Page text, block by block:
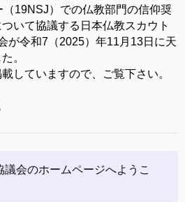
19NSJ）での仏教部門の信仰奨
いて協議する日本仏教スカウト
が令和7（2025）年11月13日に天
。
していますので、ご覧下さい。
会のホームページへようこ